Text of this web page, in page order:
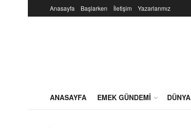
Anasayfa Başlarken İletişim Yazarlarımız
ANASAYFA EMEK GÜNDEMI DÜNYA